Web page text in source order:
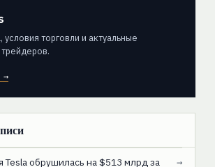
торговли и актуальные
→
Tesla обрушилась на $513 млрд за →